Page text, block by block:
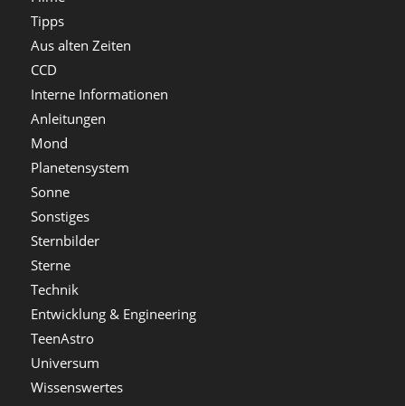
Tipps
Aus alten Zeiten
CCD
Interne Informationen
Anleitungen
Mond
Planetensystem
Sonne
Sonstiges
Sternbilder
Sterne
Technik
Entwicklung & Engineering
TeenAstro
Universum
Wissenswertes